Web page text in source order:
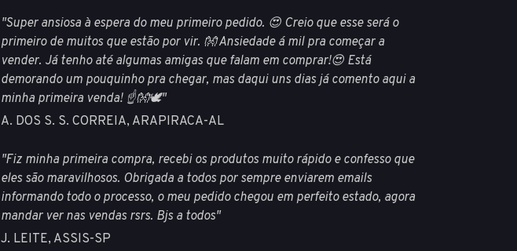
"Super ansiosa à espera do meu primeiro pedido. 😍 Creio que esse será o
primeiro de muitos que estão por vir. 👐 Ansiedade á mil pra começar a
vender. Já tenho até algumas amigas que falam em comprar!😍 Está
demorando um pouquinho pra chegar, mas daqui uns dias já comento aqui a
minha primeira venda! ☝👐🕊"
A. DOS S. S. CORREIA, ARAPIRACA-AL
"Fiz minha primeira compra, recebi os produtos muito rápido e confesso que
eles são maravilhosos. Obrigada a todos por sempre enviarem emails
informando todo o processo, o meu pedido chegou em perfeito estado, agora
mandar ver nas vendas rsrs. Bjs a todos"
J. LEITE, ASSIS-SP